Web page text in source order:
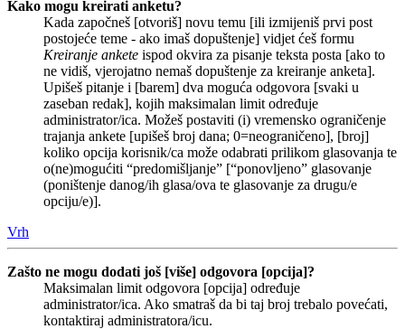
Kako mogu kreirati anketu?
Kada započneš [otvoriš] novu temu [ili izmijeniš prvi post
postojeće teme - ako imaš dopuštenje] vidjet ćeš formu
Kreiranje ankete ispod okvira za pisanje teksta posta [ako to
ne vidiš, vjerojatno nemaš dopuštenje za kreiranje anketa].
Upišeš pitanje i [barem] dva moguća odgovora [svaki u
zaseban redak], kojih maksimalan limit određuje
administrator/ica. Možeš postaviti (i) vremensko ograničenje
trajanja ankete [upišeš broj dana; 0=neograničeno], [broj]
koliko opcija korisnik/ca može odabrati prilikom glasovanja te
o(ne)mogućiti “predomišljanje” [“ponovljeno” glasovanje
(poništenje danog/ih glasa/ova te glasovanje za drugu/e
opciju/e)].
Vrh
Zašto ne mogu dodati još [više] odgovora [opcija]?
Maksimalan limit odgovora [opcija] određuje
administrator/ica. Ako smatraš da bi taj broj trebalo povećati,
kontaktiraj administratora/icu.